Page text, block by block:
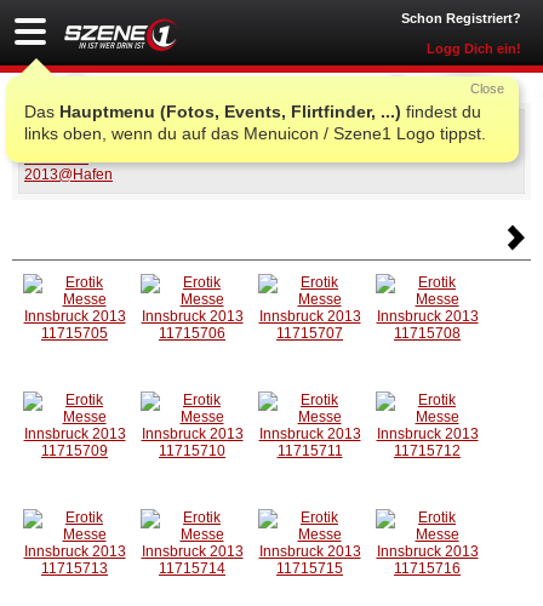
Schon Registriert?
Logg Dich ein!
Das Hauptmenu (Fotos, Events, Flirtfinder, ...) findest du
links oben, wenn du auf das Menuicon / Szene1 Logo tippst.
Close
Erotik Messe Innsbruck 2013